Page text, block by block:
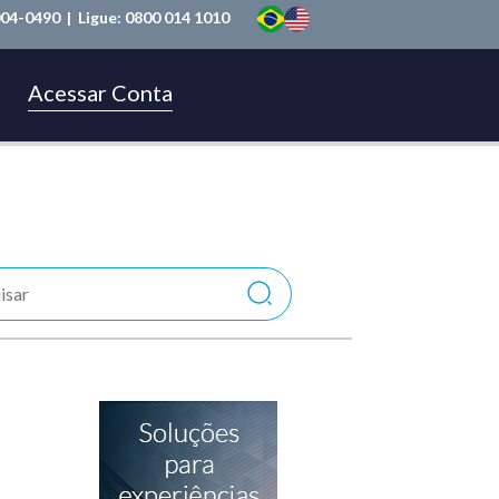
0490 | Ligue: 0800 014 1010
Acessar Conta